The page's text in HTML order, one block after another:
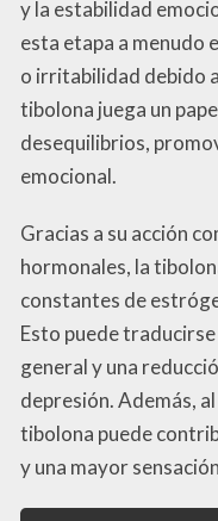
y la estabilidad
esta etapa a menudo
o irritabilidad debido
tibolona juega un
desequilibrios,
emocional.
Gracias a su acción
hormonales, la
constantes de
Esto puede
general y una
depresión. Además,
tibolona puede
y una mayor